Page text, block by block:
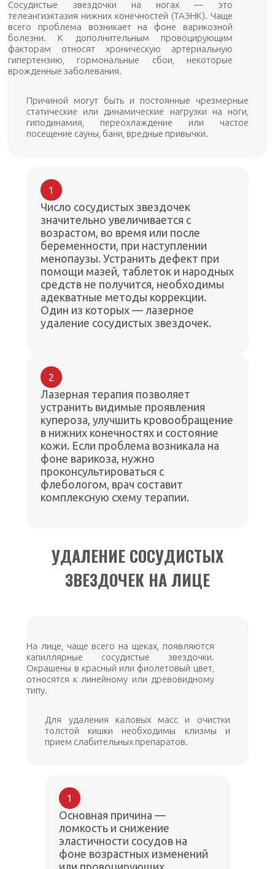
Сосудистые звездочки на ногах — это
телеангиэктазия нижних конечностей (ТАЭНК). Чаще
всего проблема возникает на фоне варикозной
болезни. К дополнительным провоцирующим
факторам относят хроническую артериальную
гипертензию, гормональные сбои, некоторые
врожденные заболевания.
Причиной могут быть и постоянные чрезмерные
статические или динамические нагрузки на ноги,
гиподинамия, переохлаждение или частое
посещение сауны, бани, вредные привычки.
1
Число сосудистых звездочек
значительно увеличивается с
возрастом, во время или после
беременности, при наступлении
менопаузы. Устранить дефект при
помощи мазей, таблеток и народных
средств не получится, необходимы
адекватные методы коррекции.
Один из которых — лазерное
удаление сосудистых звездочек.
2
Лазерная терапия позволяет
устранить видимые проявления
купероза, улучшить кровообращение
в нижних конечностях и состояние
кожи. Если проблема возникала на
фоне варикоза, нужно
проконсультироваться с
флебологом, врач составит
комплексную схему терапии.
УДАЛЕНИЕ СОСУДИСТЫХ
ЗВЕЗДОЧЕК НА ЛИЦЕ
На лице, чаще всего на щеках, появляются
капиллярные сосудистые звездочки.
Окрашены в красный или фиолетовый цвет,
относятся к линейному или древовидному
типу.
Для удаления каловых масс и очистки
толстой кишки необходимы клизмы и
прием слабительных препаратов.
1
Основная причина —
ломкость и снижение
эластичности сосудов на
фоне возрастных изменений